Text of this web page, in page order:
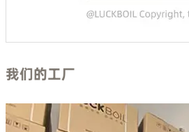
我们的工厂